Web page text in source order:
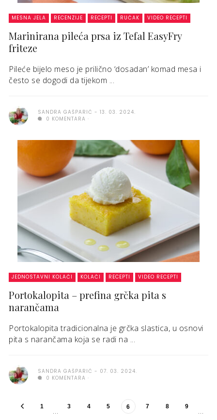
MESNA JELA RECENZIJE RECEPTI RUČAK VIDEO RECEPTI
Marinirana pileća prsa iz Tefal EasyFry
friteze
Pileće bijelo meso je prilično ‘dosadan’ komad mesa i
često se dogodi da tijekom ...
SANDRA GAŠPARIĆ
13. 03. 2024.
0 KOMENTARA
JEDNOSTAVNI KOLAČI KOLAČI RECEPTI VIDEO RECEPTI
Portokalopita – prefina grčka pita s
narančama
Portokalopita tradicionalna je grčka slastica, u osnovi
pita s narančama koja se radi na ...
SANDRA GAŠPARIĆ
07. 03. 2024.
0 KOMENTARA
1 … 3 4 5 6 7 8 9 …